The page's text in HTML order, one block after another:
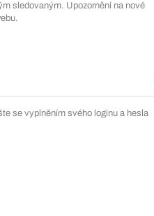
sledovaným. Upozornění na nové
se vyplněním svého loginu a hesla